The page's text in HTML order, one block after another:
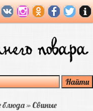
блюда» Свиные